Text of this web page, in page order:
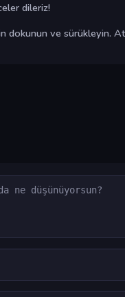
dileriz!
dokunun ve sürükleyin.